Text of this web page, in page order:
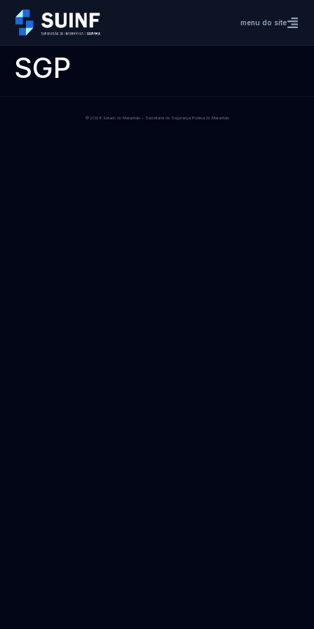
menu do site
SGP
© 2026 Estado do Maranhão – Secretaria de Segurança Pública do Maranhão